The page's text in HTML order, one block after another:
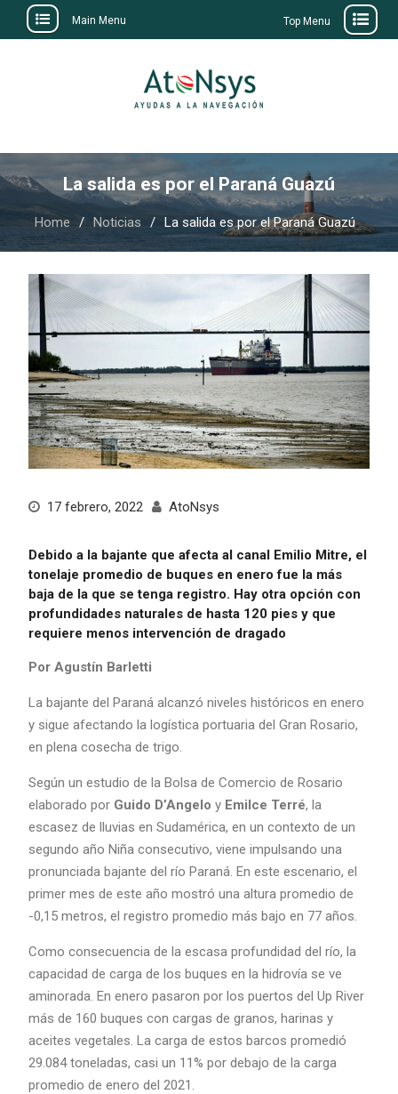
Main Menu Top Menu
La salida es por el Paraná Guazú
Home Noticias La salida es por el Paraná Guazú
17 febrero, 2022 AtoNsys
Debido a la bajante que afecta al canal Emilio Mitre, el
tonelaje promedio de buques en enero fue la más
baja de la que se tenga registro. Hay otra opción con
profundidades naturales de hasta 120 pies y que
requiere menos intervención de dragado
Por Agustín Barletti
La bajante del Paraná alcanzó niveles históricos en enero
y sigue afectando la logística portuaria del Gran Rosario,
en plena cosecha de trigo.
Según un estudio de la Bolsa de Comercio de Rosario
elaborado por Guido D’Angelo y Emilce Terré, la
escasez de lluvias en Sudamérica, en un contexto de un
segundo año Niña consecutivo, viene impulsando una
pronunciada bajante del río Paraná. En este escenario, el
primer mes de este año mostró una altura promedio de
-0,15 metros, el registro promedio más bajo en 77 años.
Como consecuencia de la escasa profundidad del río, la
capacidad de carga de los buques en la hidrovía se ve
aminorada. En enero pasaron por los puertos del Up River
más de 160 buques con cargas de granos, harinas y
aceites vegetales. La carga de estos barcos promedió
29.084 toneladas, casi un 11% por debajo de la carga
promedio de enero del 2021.